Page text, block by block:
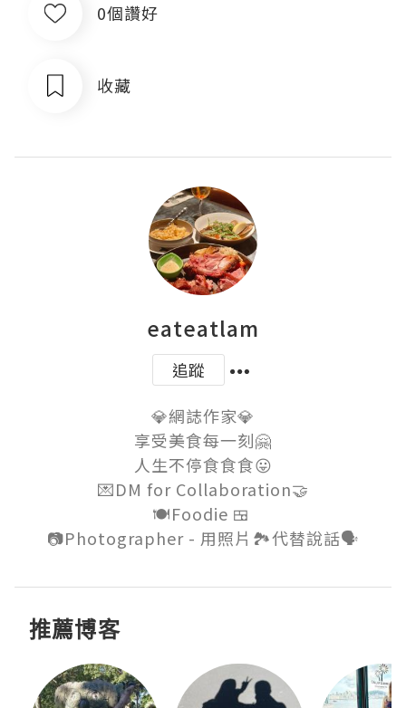
0個讚好
收藏
eateatlam
追蹤
💎網誌作家💎
享受美食每一刻🤗
人生不停食食食😛
💌DM for Collaboration🤝
🍽Foodie 🍱
推薦博客